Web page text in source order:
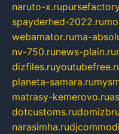
naruto-x.ru
spayderhed-2022.ru
webamator.ruma-
nv-750.runews-plain.ru
dizfiles.ru
planeta-samara.ru
matrasy-kemerovo.ru
dotcustoms.ru
narasimha.ru